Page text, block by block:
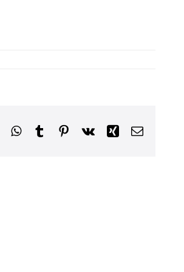
WhatsApp
TumblrPinterest
Vk XingEmail